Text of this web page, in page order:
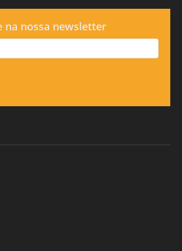
na nossa newsletter